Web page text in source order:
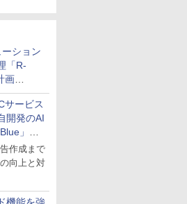
ション
「R-
画
の連携サ
サービス
開発のAI
」を
作成まで
向上と対